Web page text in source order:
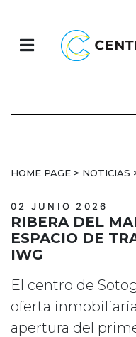
HOME PAGE > NOTICIAS
02 JUNIO 2026
RIBERA DEL
ESPACIO DE
IWG
El centro de
oferta
apertura del